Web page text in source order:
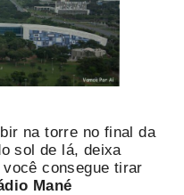
na torre no final da
sol de lá, deixa
consegue tirar
Mané